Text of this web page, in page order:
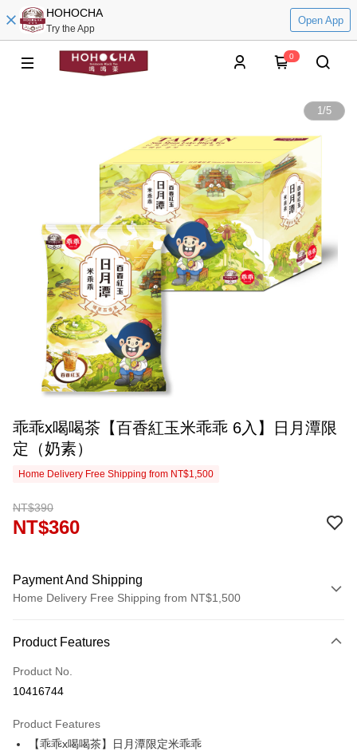
HOHOCHA
Try the App
Open App
0
1/5
乖乖x喝喝茶【百香紅玉米乖乖 6入】日月潭限
定（奶素）
Home Delivery Free Shipping from NT$1,500
NT$390
NT$360
Payment And Shipping
Home Delivery Free Shipping from NT$1,500
Credit Card (Full Payment)
LINE Pay
Google Pay
Product Features
Product No.
10416744
Product Features
【乖乖x喝喝茶】日月潭限定米乖乖